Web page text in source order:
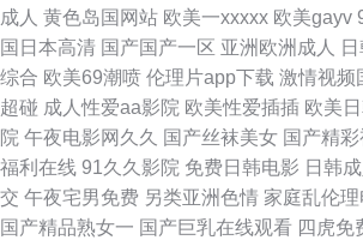
本特黄 婷婷久久成人导航 综合另类视频图 超碰国产
美变态性爱 日韩国产精品四虎 亚洲三级性爱 91蜜
片网址 九一传媒 日韩激情老湿 亚洲欧美网址 A级
欧美∨a在线 色呦呦官网 亚洲内射黄网站 91狼友基
成人 黄色岛国网站 欧美一xxxxx 欧美gayv
国日本高清 国产国产一区 亚洲欧洲成人
综合 欧美69潮喷 伦理片app下载 激情视频
超碰 成人性爱aa影院 欧美性爱插插 欧美
院 午夜电影网久久 国产丝袜美女 国产精
福利在线 91久久影院 免费日韩电影 日韩
交 午夜宅男免费 另类亚洲色情 家庭乱伦理
国产精品熟女一 国产巨乳在线观看 四虎免